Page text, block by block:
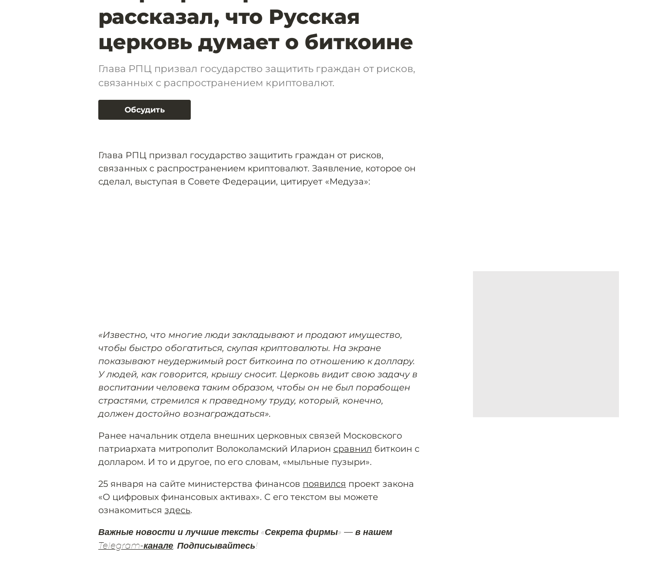
рассказал, что Русская
церковь думает о биткоине
Глава РПЦ призвал государство защитить граждан от рисков,
связанных с распространением криптовалют.
Обсудить
Глава РПЦ призвал государство защитить граждан от рисков,
связанных с распространением криптовалют. Заявление, которое он
сделал, выступая в Совете Федерации, цитирует «Медуза»:
«Известно, что многие люди закладывают и продают имущество,
чтобы быстро обогатиться, скупая криптовалюты. На экране
показывают неудержимый рост биткоина по отношению к доллару.
У людей, как говорится, крышу сносит. Церковь видит свою задачу в
воспитании человека таким образом, чтобы он не был порабощен
страстями, стремился к праведному труду, который, конечно,
должен достойно вознаграждаться».
Ранее начальник отдела внешних церковных связей Московского
патриархата митрополит Волоколамский Иларион сравнил биткоин с
долларом. И то и другое, по его словам, «мыльные пузыри».
25 января на сайте министерства финансов появился проект закона
«О цифровых финансовых активах». С его текстом вы можете
ознакомиться здесь.
Важные новости и лучшие тексты «Секрета фирмы» — в нашем
Telegram-канале. Подписывайтесь!